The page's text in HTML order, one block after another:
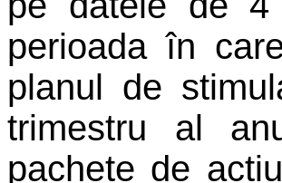
perioada în
planul de
trimestru al
pachete de